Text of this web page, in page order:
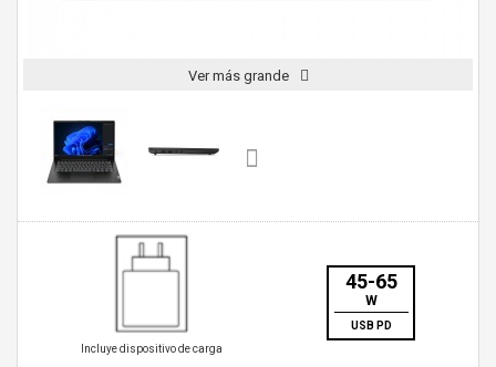
Ver más grande
Incluye dispositivo de carga
45-65
W
USB PD